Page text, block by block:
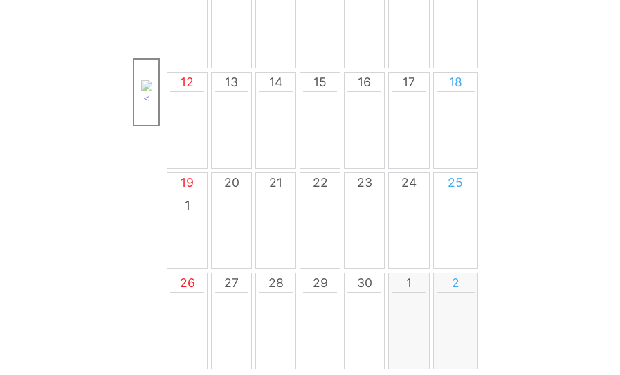
12 13 14 15 16 17 18
19
1
20 21 22 23 24 25
26 27 28 29 30 1 2